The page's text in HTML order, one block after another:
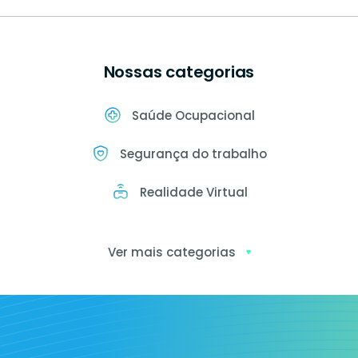
Nossas categorias
Saúde Ocupacional
Segurança do trabalho
Realidade Virtual
Ver mais categorias